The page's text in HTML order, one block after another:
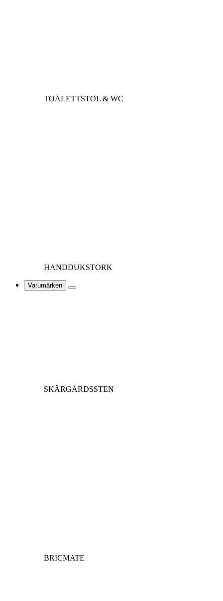
TOALETTSTOL & WC
HANDDUKSTORK
Varumärken
SKÄRGÅRDSSTEN
BRICMATE